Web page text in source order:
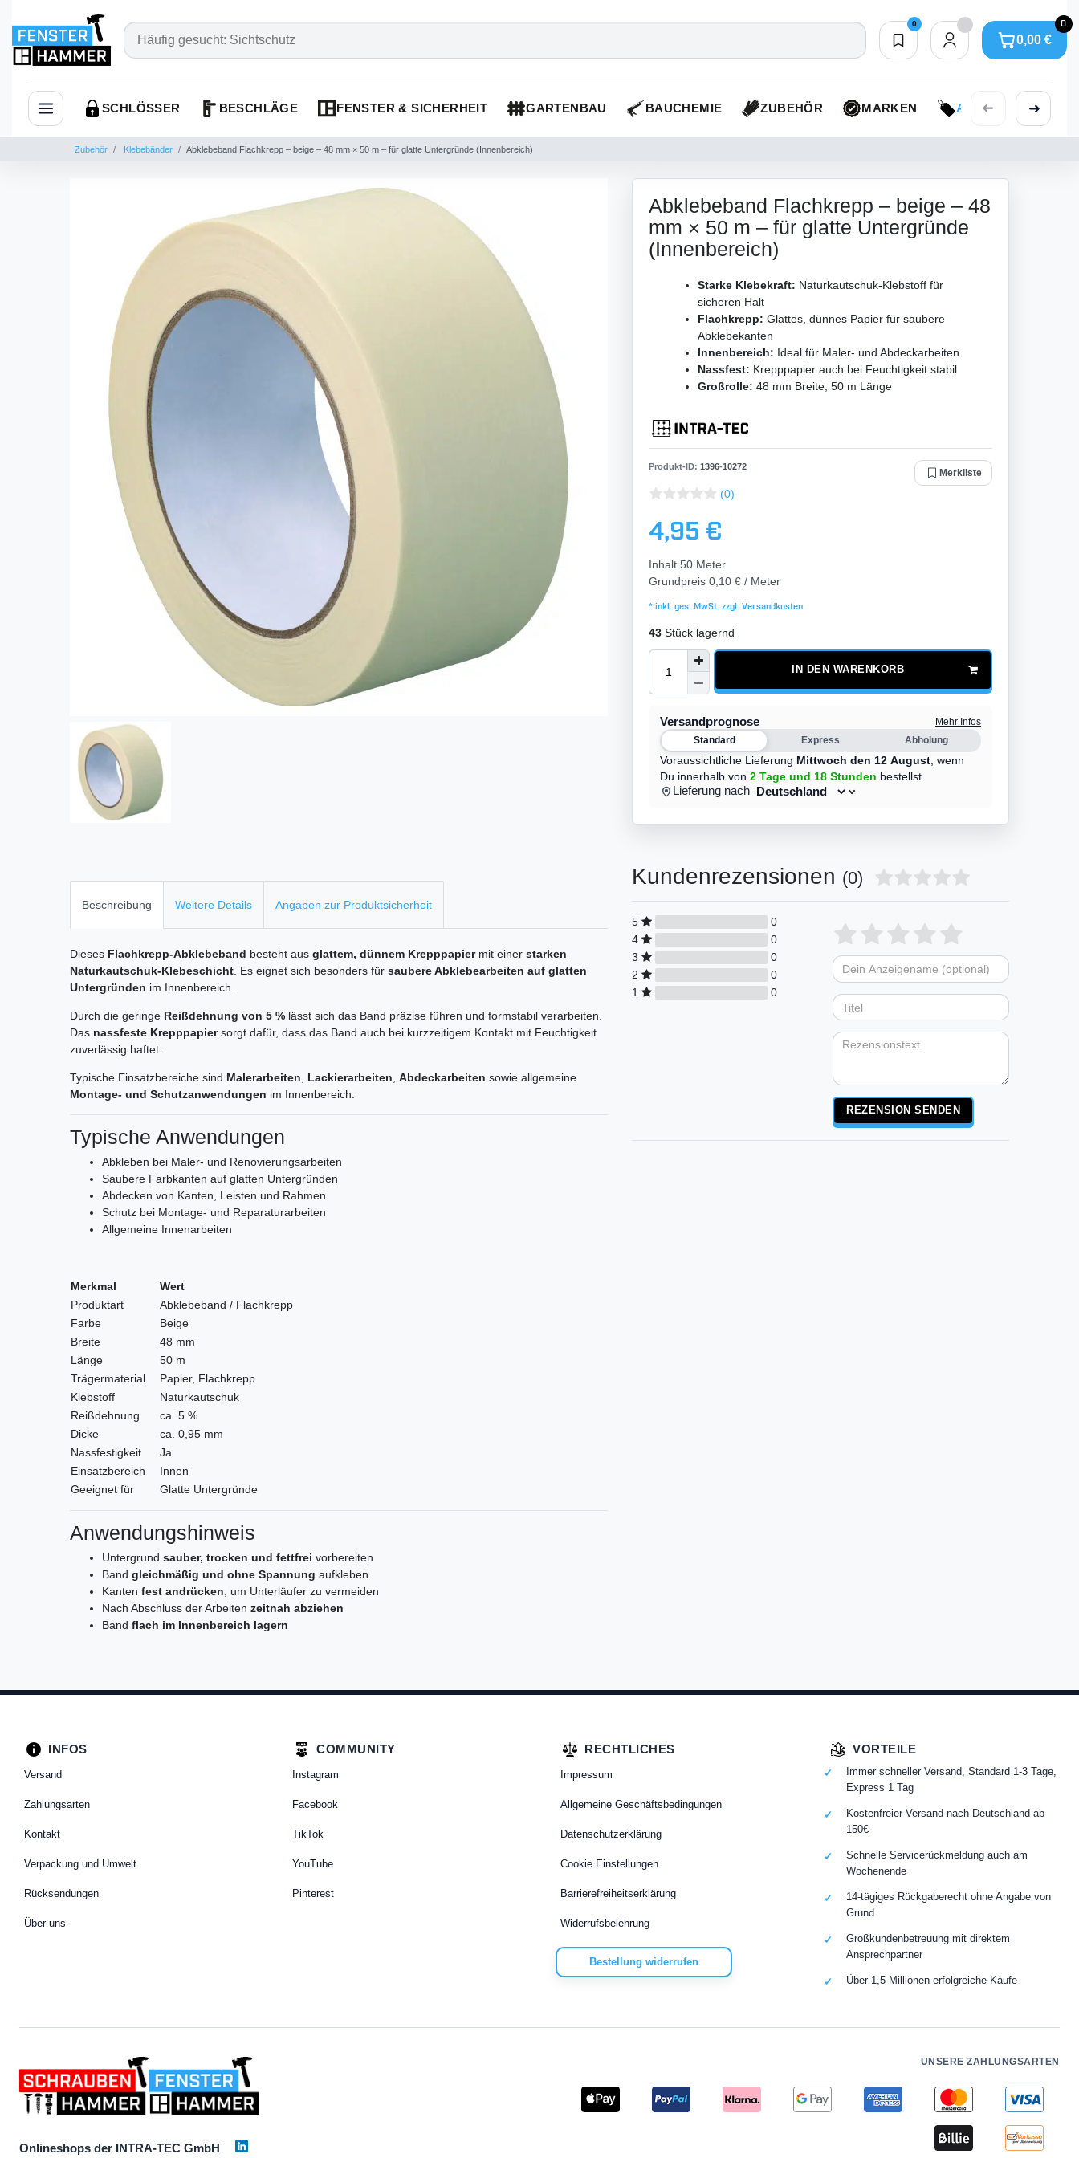
0
Merkliste
0
0,00 €
0,00 €
Navigation öffnen
SCHLÖSSER BESCHLÄGE FENSTER & SICHERHEIT GARTENBAU BAUCHEMIE ZUBEHÖR MARKEN AKTIONEN
➜ ➜
Zubehör Klebebänder Abklebeband Flachkrepp – beige – 48 mm × 50 m – für glatte Untergründe (Innenbereich)
Abklebeband Flachkrepp – beige – 48
mm × 50 m – für glatte Untergründe
(Innenbereich)
Starke Klebekraft: Naturkautschuk-Klebstoff für
sicheren Halt
Flachkrepp: Glattes, dünnes Papier für saubere
Abklebekanten
Innenbereich: Ideal für Maler- und Abdeckarbeiten
Nassfest: Krepppapier auch bei Feuchtigkeit stabil
Großrolle: 48 mm Breite, 50 m Länge
Produkt-ID: 1396-10272
Merkliste
(0)
4,95 €
Inhalt 50 Meter
Grundpreis 0,10 € / Meter
* inkl. ges. MwSt. zzgl. Versandkosten
43 Stück lagernd
IN DEN WARENKORB
Versandprognose
Mehr Infos
Standard
Express Abholung
Voraussichtliche Lieferung Mittwoch den 12 August wenn
Du innerhalb von 2 Tage und 18 Stunden bestellst.
Lieferung nach
Beschreibung Weitere Details Angaben zur Produktsicherheit
Dieses Flachkrepp-Abklebeband besteht aus glattem, dünnem Krepppapiermit einer starken
Naturkautschuk-Klebeschicht . Es eignet sich besonders für saubere Abklebearbeiten auf glatten
Untergründen im Innenbereich.
Durch die geringe Reißdehnung von 5 % lässt sich das Band präzise führen und formstabil verarbeiten.
Das nassfeste Krepppapiersorgt dafür, dass das Band auch bei kurzzeitigem Kontakt mit Feuchtigkeit
zuverlässig haftet.
Typische Einsatzbereiche sind Malerarbeiten Lackierarbeiten Abdeckarbeiten sowie allgemeine
Montage- und Schutzanwendungen im Innenbereich.
Typische Anwendungen
Abkleben bei Maler- und Renovierungsarbeiten
Saubere Farbkanten auf glatten Untergründen
Abdecken von Kanten, Leisten und Rahmen
Schutz bei Montage- und Reparaturarbeiten
Allgemeine Innenarbeiten
Merkmal
Wert
Produktart
Abklebeband / Flachkrepp
Farbe
Beige
Breite
48 mm
Länge
50 m
Trägermaterial
Papier, Flachkrepp
Klebstoff
Naturkautschuk
Reißdehnung
ca. 5 %
Dicke
ca. 0,95 mm
Nassfestigkeit
Ja
Einsatzbereich
Innen
Geeignet für
Glatte Untergründe
Anwendungshinweis
Untergrund sauber, trocken und fettfrei vorbereiten
Band gleichmäßig und ohne Spannung aufkleben
Kanten fest andrücken , um Unterläufer zu vermeiden
Nach Abschluss der Arbeiten zeitnah abziehen
Band flach im Innenbereich lagern
Kundenrezensionen (0)
5
0
4
0
3
0
2
0
1
0
Bewertungssterne
von
5
4
von
5
3
von
5
2
von
5
1
von
5
Bewertungssternen
Anzeigename
(optional)
REZENSION SENDEN
INFOS
Versand
Zahlungsarten
Kontakt
Verpackung und Umwelt
Rücksendungen
Über uns
COMMUNITY
Instagram
Facebook
TikTok
YouTube
Pinterest
RECHTLICHES
Impressum
Allgemeine Geschäftsbedingungen
Datenschutzerklärung
Cookie Einstellungen
Barrierefreiheitserklärung
Widerrufsbelehrung
Bestellung widerrufen
VORTEILE
Immer schneller Versand, Standard 1-3 Tage,
Express 1 Tag
Kostenfreier Versand nach Deutschland ab
150€
Schnelle Servicerückmeldung auch am
Wochenende
14-tägiges Rückgaberecht ohne Angabe von
Grund
Großkundenbetreuung mit direktem
Ansprechpartner
Über 1,5 Millionen erfolgreiche Käufe
Onlineshops der INTRA-TEC GmbH
UNSERE ZAHLUNGSARTEN